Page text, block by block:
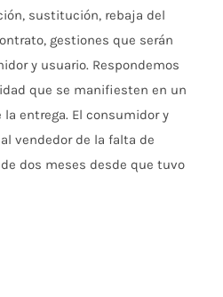
sustitución, rebaja del
gestiones que serán
y usuario. Respondemos
que se manifiesten en un
entrega. El consumidor y
vendedor de la falta de
dos meses desde que tuvo